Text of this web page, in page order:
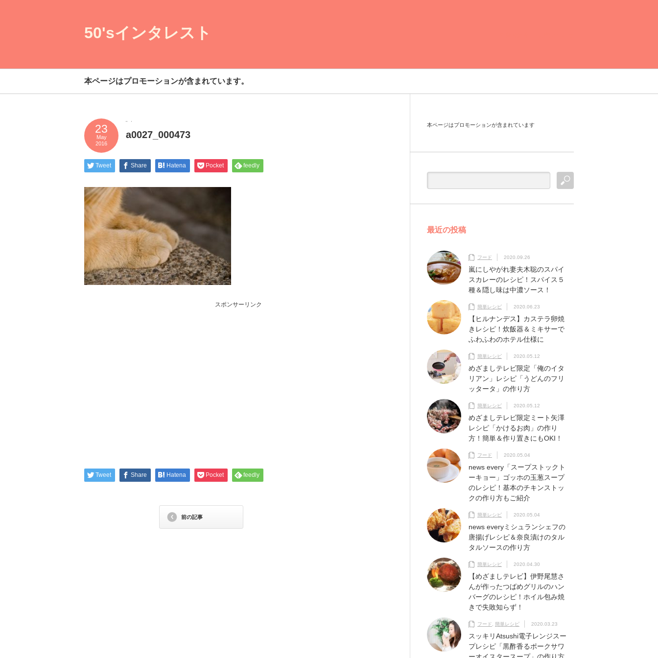
50'sインタレスト
本ページはプロモーションが含まれています。
23
May
2016
a0027_000473
Tweet Share Hatena Pocket feedly
スポンサーリンク
Tweet Share Hatena Pocket feedly
前の記事
本ページはプロモーションが含まれています
最近の投稿
フード 2020.09.26
嵐にしやがれ妻夫木聡のスパイ
スカレーのレシピ！スパイス５
種＆隠し味は中濃ソース！
簡単レシピ 2020.06.23
【ヒルナンデス】カステラ卵焼
きレシピ！炊飯器＆ミキサーで
ふわふわのホテル仕様に
簡単レシピ 2020.05.12
めざましテレビ限定「俺のイタ
リアン」レシピ「うどんのフリ
ッタータ」の作り方
簡単レシピ 2020.05.12
めざましテレビ限定ミート矢澤
レシピ「かけるお肉」の作り
方！簡単＆作り置きにもOKI！
フード 2020.05.04
news every「スープストックト
ーキョー」ゴッホの玉葱スープ
のレシピ！基本のチキンストッ
クの作り方もご紹介
簡単レシピ 2020.05.04
news everyミシュランシェフの
唐揚げレシピ＆奈良漬けのタル
タルソースの作り方
簡単レシピ 2020.04.30
【めざましテレビ】伊野尾慧さ
んが作ったつばめグリルのハン
バーグのレシピ！ホイル包み焼
きで失敗知らず！
フード 簡単レシピ 2020.03.23
スッキリAtsushi電子レンジスー
プレシピ「黒酢香るポークサワ